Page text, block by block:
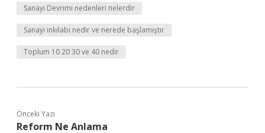
Sanayi Devrimi nedenleri nelerdir
Sanayi inkılabı nedir ve nerede başlamıştır
Toplum 10 20 30 ve 40 nedir
Önceki Yazı
Reform Ne Anlama